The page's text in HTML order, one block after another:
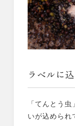
ラベルに
「てんとう
いが込められ